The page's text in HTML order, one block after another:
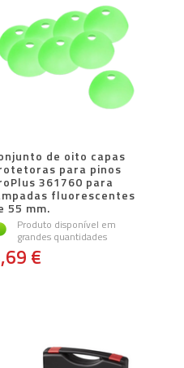
de oito capas
para pinos
361760 para
fluorescentes
55 mm.
Produto disponível em
grandes quantidades
€